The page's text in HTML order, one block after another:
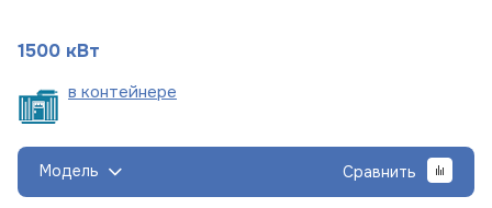
1500 кВт
в контейнере
Модель Сравнить